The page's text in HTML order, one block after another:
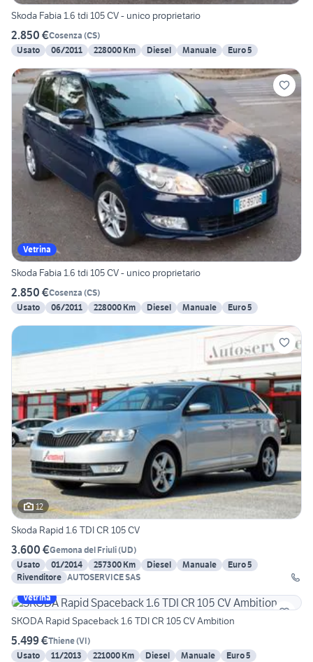
Skoda Fabia 1.6 tdi 105 CV - unico proprietario
2.850 €Cosenza (CS)
Usato
06/2011 228000 Km Diesel Manuale Euro 5
Vetrina
Skoda Fabia 1.6 tdi 105 CV - unico proprietario
2.850 €Cosenza (CS)
Usato
06/2011 228000 Km Diesel Manuale Euro 5
12
Skoda Rapid 1.6 TDI CR 105 CV
3.600 €Gemona del Friuli(UD)
Usato
01/2014 257300 Km Diesel Manuale
Euro 5
Rivenditore AUTOSERVICE SAS
Vetrina
SKODA Rapid Spaceback 1.6 TDI CR 105 CV Ambition
5.499 €Thiene(VI)
Usato
11/2013 221000 Km Diesel Manuale
Euro 5